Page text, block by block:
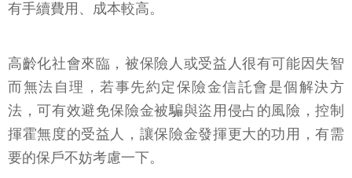
有手續費用、成本較高。
高齡化社會來臨，被保險人或受益人很有可能因失智
而無法自理，若事先約定保險金信託會是個解決方
法，可有效避免保險金被騙與盜用侵占的風險，控制
揮霍無度的受益人，讓保險金發揮更大的功用，有需
要的保戶不妨考慮一下。